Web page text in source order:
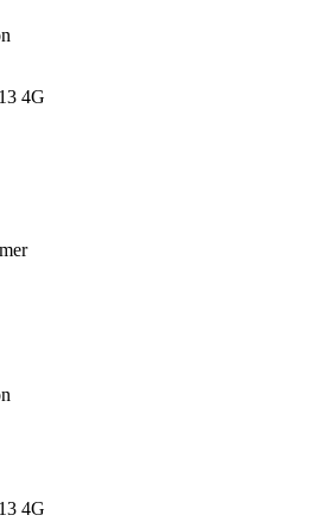
4G
4G